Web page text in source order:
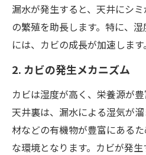
漏水が発生すると、天井にシ
の繁殖を助長します。特に、
には、カビの成長が加速します。
2. カビの発生メカニズム
カビは湿度が高く、栄養源が豊
天井裏は、漏水による湿気が
材などの有機物が豊富にある
な環境となります。カビが発